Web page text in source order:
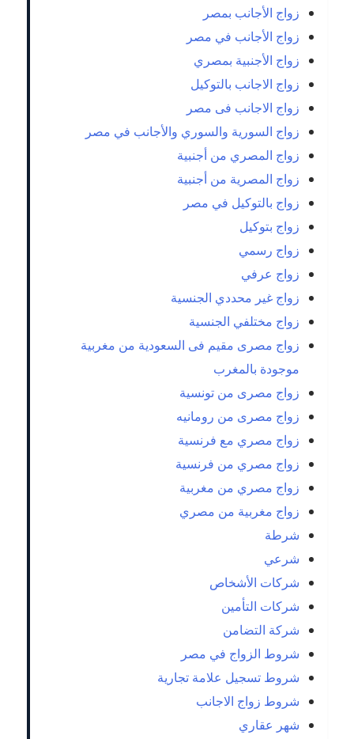
زواج الأجانب بمصر
زواج الأجانب في مصر
زواج الأجنبية بمصري
زواج الاجانب بالتوكيل
زواج الاجانب فى مصر
زواج السورية والسوري والأجانب في مصر
زواج المصري من أجنبية
زواج المصرية من أجنبية
زواج بالتوكيل في مصر
زواج بتوكيل
زواج رسمي
زواج عرفي
زواج غير محددي الجنسية
زواج مختلفي الجنسية
زواج مصرى مقيم فى السعودية من مغربية
موجودة بالمغرب
زواج مصرى من تونسية
زواج مصرى من رومانيه
زواج مصري مع فرنسية
زواج مصري من فرنسية
زواج مصري من مغربية
زواج مغربية من مصري
شرطة
شرعي
شركات الأشخاص
شركات التأمين
شركة التضامن
شروط الزواج في مصر
شروط تسجيل علامة تجارية
شروط زواج الاجانب
شهر عقاري